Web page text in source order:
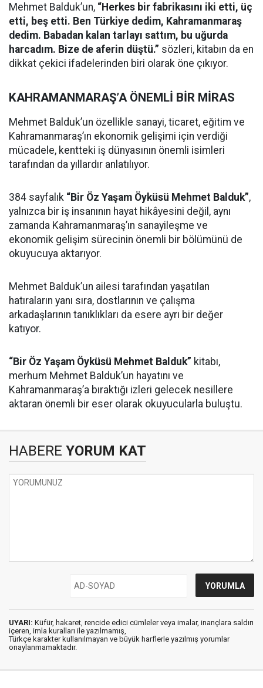
Mehmet Balduk’un, “Herkes bir fabrikasını iki etti, üç
etti, beş etti. Ben Türkiye dedim, Kahramanmaraş
dedim. Babadan kalan tarlayı sattım, bu uğurda
harcadım. Bize de aferin düştü.” sözleri, kitabın da en
dikkat çekici ifadelerinden biri olarak öne çıkıyor.
KAHRAMANMARAŞ’A ÖNEMLİ BİR MİRAS
Mehmet Balduk’un özellikle sanayi, ticaret, eğitim ve
Kahramanmaraş’ın ekonomik gelişimi için verdiği
mücadele, kentteki iş dünyasının önemli isimleri
tarafından da yıllardır anlatılıyor.
384 sayfalık “Bir Öz Yaşam Öyküsü Mehmet Balduk”,
yalnızca bir iş insanının hayat hikâyesini değil, aynı
zamanda Kahramanmaraş’ın sanayileşme ve
ekonomik gelişim sürecinin önemli bir bölümünü de
okuyucuya aktarıyor.
Mehmet Balduk’un ailesi tarafından yaşatılan
hatıraların yanı sıra, dostlarının ve çalışma
arkadaşlarının tanıklıkları da esere ayrı bir değer
katıyor.
“Bir Öz Yaşam Öyküsü Mehmet Balduk” kitabı,
merhum Mehmet Balduk’un hayatını ve
Kahramanmaraş’a bıraktığı izleri gelecek nesillere
aktaran önemli bir eser olarak okuyucularla buluştu.
HABERE YORUM KAT
UYARI: Küfür, hakaret, rencide edici cümleler veya imalar, inançlara saldırı
içeren, imla kuralları ile yazılmamış,
Türkçe karakter kullanılmayan ve büyük harflerle yazılmış yorumlar
onaylanmamaktadır.